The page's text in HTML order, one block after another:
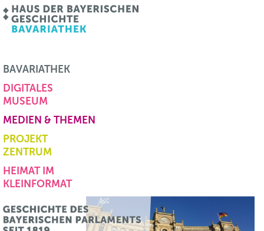
BAVARIATHEK
DIGITALES
MUSEUM
MEDIEN & THEMEN
PROJEKT
ZENTRUM
HEIMAT IM
KLEINFORMAT